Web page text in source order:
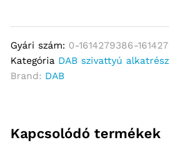
Gyári szám: 0-1614279386-
Kategória DAB szivattyú
Brand: DAB
Kapcsolódó termékek